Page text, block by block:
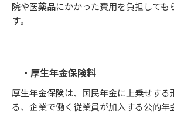
院や医薬品にかかった費用を負担しても
す。
・厚生年金保険料
厚生年金保険は、国民年金に上乗せする
る、企業で働く従業員が加入する公的年